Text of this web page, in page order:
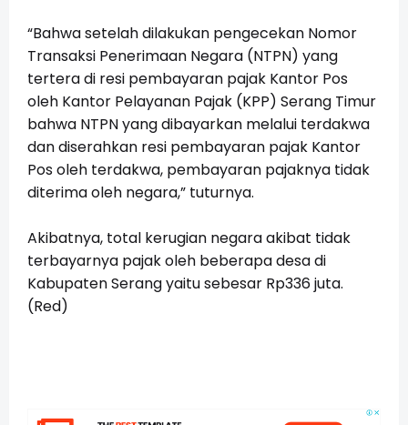
“Bahwa setelah dilakukan pengecekan Nomor
Transaksi Penerimaan Negara (NTPN) yang
tertera di resi pembayaran pajak Kantor Pos
oleh Kantor Pelayanan Pajak (KPP) Serang Timur
bahwa NTPN yang dibayarkan melalui terdakwa
dan diserahkan resi pembayaran pajak Kantor
Pos oleh terdakwa, pembayaran pajaknya tidak
diterima oleh negara,” tuturnya.
Akibatnya, total kerugian negara akibat tidak
terbayarnya pajak oleh beberapa desa di
Kabupaten Serang yaitu sebesar Rp336 juta.
(Red)